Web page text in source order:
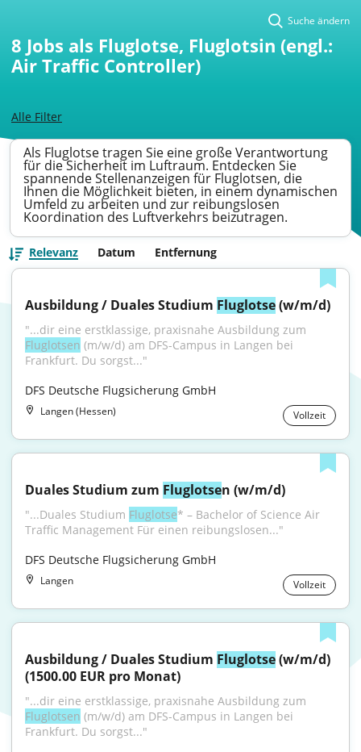
Alle Filter
Suche ändern
8 Jobs als Fluglotse, Fluglotsin (engl.:
Air Traffic Controller)
Als Fluglotse tragen Sie eine große Verantwortung
für die Sicherheit im Luftraum. Entdecken Sie
spannende Stellenanzeigen für Fluglotsen, die
Ihnen die Möglichkeit bieten, in einem dynamischen
Umfeld zu arbeiten und zur reibungslosen
Koordination des Luftverkehrs beizutragen.
Relevanz Datum Entfernung
Ausbildung / Duales Studium Fluglotse (w/m/d)
Fluglotsen (m/w/d) am DFS-Campus in Langen bei
Frankfurt. Du sorgst..."
DFS Deutsche Flugsicherung GmbH
Langen (Hessen) Vollzeit
Duales Studium zum Fluglotsen (w/m/d)
"...Duales Studium Fluglotse* – Bachelor of Science Air
Traffic Management Für einen reibungslosen..."
DFS Deutsche Flugsicherung GmbH
Langen Vollzeit
Ausbildung / Duales Studium Fluglotse (w/m/d)
(1500.00 EUR pro Monat)
Fluglotsen (m/w/d) am DFS-Campus in Langen bei
Frankfurt. Du sorgst..."